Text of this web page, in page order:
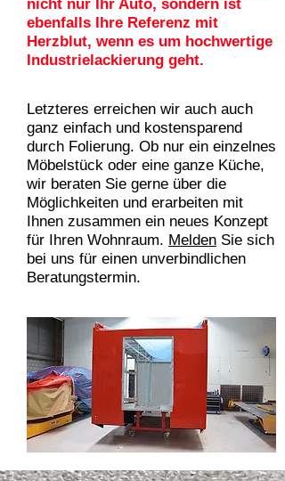
nicht nur Ihr Auto, sondern ist
ebenfalls Ihre Referenz mit
Herzblut, wenn es um hochwertige
Industrielackierung geht.
Letzteres erreichen wir auch auch
ganz einfach und kostensparend
durch Folierung. Ob nur ein einzelnes
Möbelstück oder eine ganze Küche,
wir beraten Sie gerne über die
Möglichkeiten und erarbeiten mit
Ihnen zusammen ein neues Konzept
für Ihren Wohnraum. Melden Sie sich
bei uns für einen unverbindlichen
Beratungstermin.